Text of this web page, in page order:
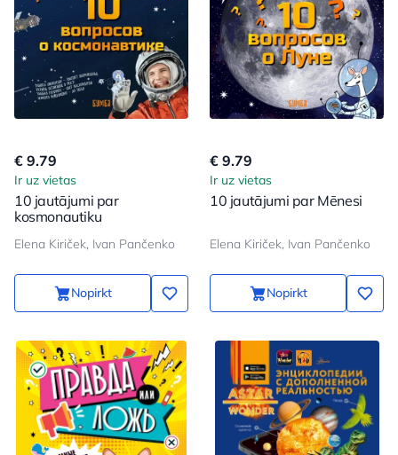
€ 9.79
Ir uz vietas
10 jautājumi par
kosmonautiku
Elena Kiriček, Ivan Pančenko
Nopirkt
€ 9.79
Ir uz vietas
10 jautājumi par Mēnesi
Elena Kiriček, Ivan Pančenko
Nopirkt